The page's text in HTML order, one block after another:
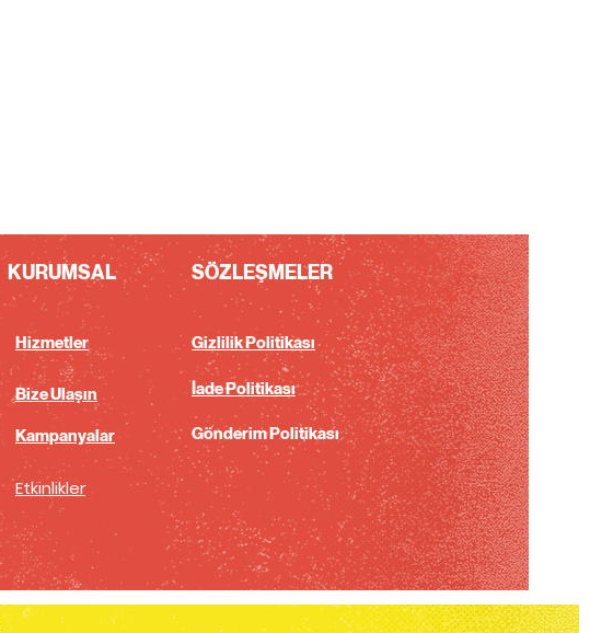
KURUMSAL
Hizmetler
Bize Ulaşın
Kampanyalar
SÖZLEŞMELER
Gizlilik Politikası
İade Politikası
Gönderim Politikası
Etkinlikler